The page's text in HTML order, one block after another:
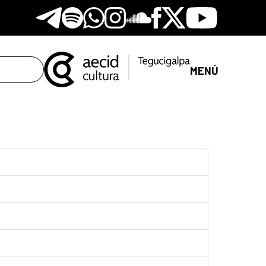
Telegram
SpotifyWhatsapp
Instagram
Soundclore
Facebook
X Youtube
MENÚ